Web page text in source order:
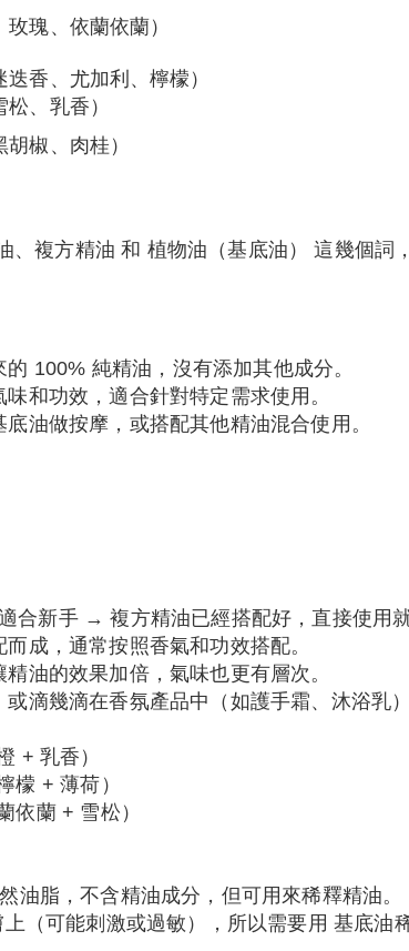
瑰、依蘭依蘭）
香、尤加利、檸檬）
、乳香）
椒、肉桂）
、複方精油 和 植物油（基底油） 這幾個詞
100% 純精油，沒有添加其他成分。
和功效，適合針對特定需求使用。
油做按摩，或搭配其他精油混合使用。
合新手 → 複方精油已經搭配好，直接使用
成，通常按照香氣和功效搭配。
油的效果加倍，氣味也更有層次。
滴幾滴在香氛產品中（如護手霜、沐浴乳）
+ 乳香）
檬 + 薄荷）
依蘭 + 雪松）
油脂，不含精油成分，但可用來稀釋精油。
（可能刺激或過敏），所以需要用 基底油